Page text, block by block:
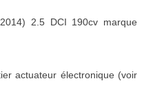
2.5 DCI 190cv marque
actuateur électronique (voir